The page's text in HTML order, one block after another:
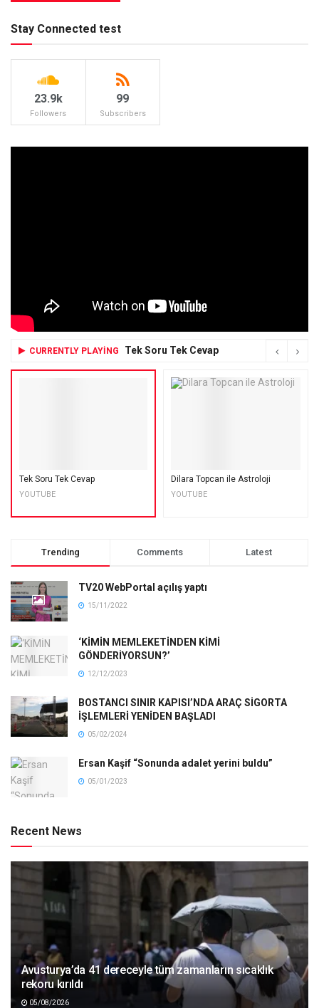
Stay Connected test
23.9k
Followers
99
Subscribers
CURRENTLY PLAYING Tek Soru Tek Cevap
Tek Soru Tek Cevap
YOUTUBE
Dilara Topcan ile Astroloji
YOUTUBE
Trending Comments Latest
TV20 WebPortal açılış yaptı
15/11/2022
‘KİMİN MEMLEKETİNDEN KİMİ
GÖNDERİYORSUN?’
12/12/2023
BOSTANCI SINIR KAPISI’NDA ARAÇ SİGORTA
İŞLEMLERİ YENİDEN BAŞLADI
05/02/2024
Ersan Kaşif “Sonunda adalet yerini buldu”
05/01/2023
Recent News
Avusturya’da 41 dereceyle tüm zamanların sıcaklık
rekoru kırıldı
05/08/2026